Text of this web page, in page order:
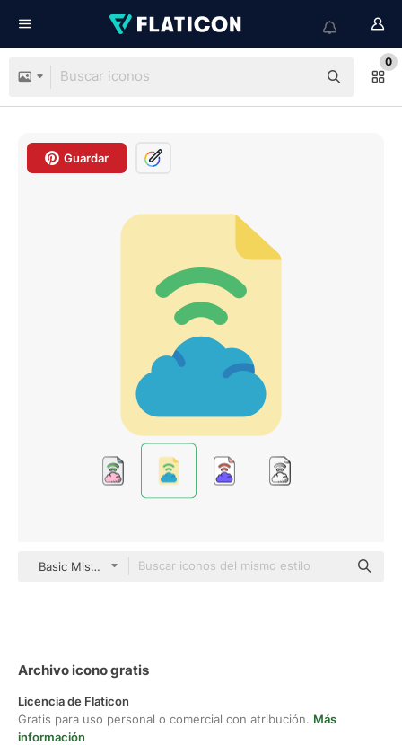
0
Guardar
Basic Miscellany Flat
Archivo icono gratis
Licencia de Flaticon
Gratis para uso personal o comercial con atribución. Más
información